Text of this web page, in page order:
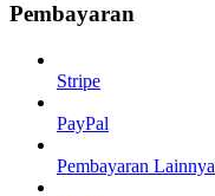
Pembayaran
Stripe
PayPal
Pembayaran Lainnya